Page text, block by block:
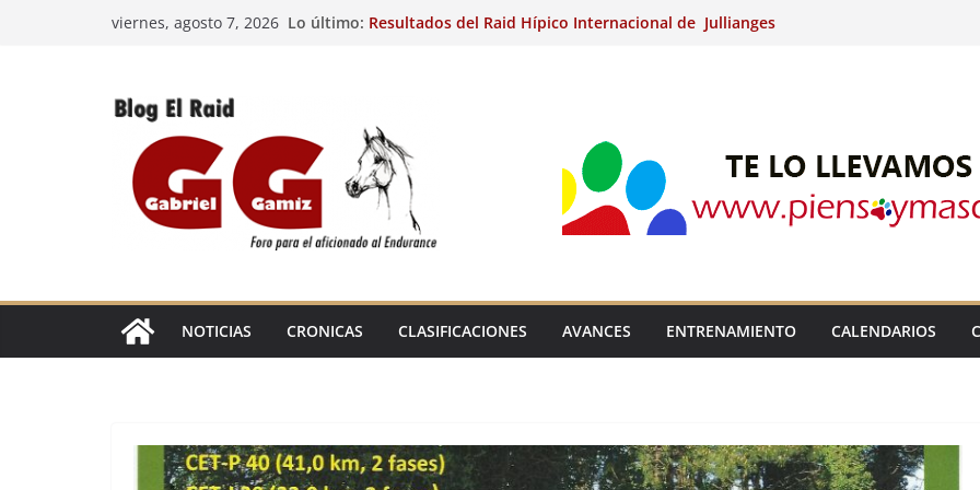
viernes, agosto 7, 2026 Lo último: Resultados del Raid Hípico Internacional de Jullianges
Caballos Jóvenes de Raid.
Raid Hípico Eladina Kung (Badajoz).
EL
NOTICIAS CRONICAS CLASIFICACIONES AVANCES ENTRENAMIENTO CALENDARIOS